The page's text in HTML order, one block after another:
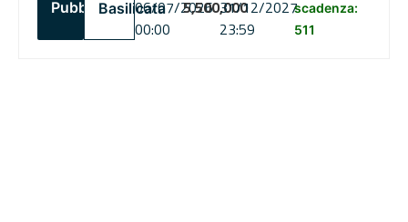
PubblicoBasilicata06/07/2026
00:00
5,500,00031/12/2027
23:59
scadenza:
511